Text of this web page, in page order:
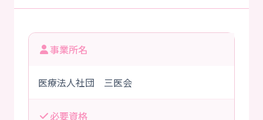
事業所名
医療法人社団 三医会
必要資格